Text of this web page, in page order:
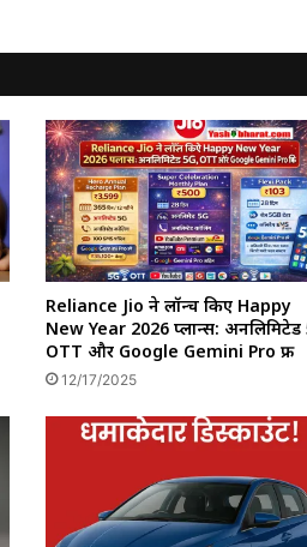
Reliance Jio ने लॉन्च किए Happy
New Year 2026 प्लान्स: अनलिमिटेड
OTT और Google Gemini Pro फ्री
12/17/2025